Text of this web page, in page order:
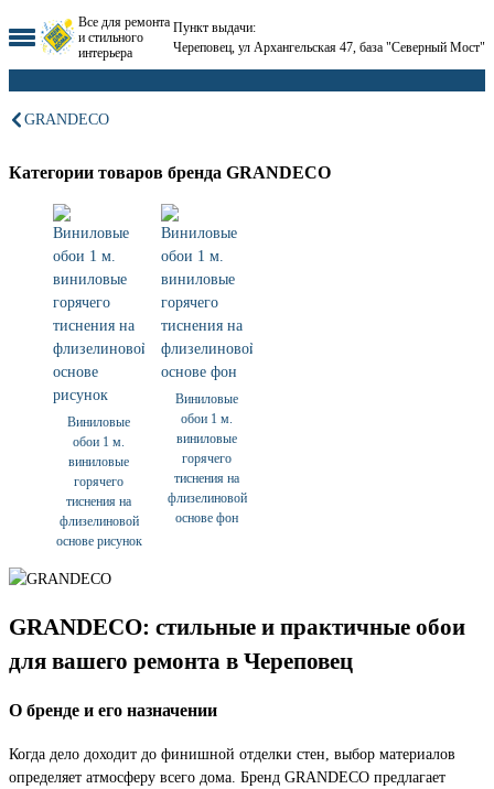
Все для ремонта
и стильного
интерьера
Пункт выдачи:
Череповец, ул Архангельская 47, база "Северный Мост"
GRANDECO
Категории товаров бренда GRANDECO
Виниловые
обои 1 м.
виниловые
горячего
тиснения на
флизелиновой
основе рисунок
Виниловые
обои 1 м.
виниловые
горячего
тиснения на
флизелиновой
основе фон
GRANDECO: стильные и практичные обои
для вашего ремонта в Череповец
О бренде и его назначении
Когда дело доходит до финишной отделки стен, выбор материалов
определяет атмосферу всего дома. Бренд GRANDECO предлагает